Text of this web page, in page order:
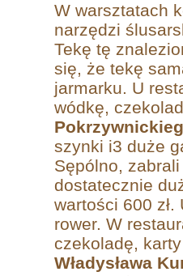
W warsztatach
narzędzi
Tekę tę
się, że tekę
jarmarku. U
wódkę,
szynki i3 duże
Sępólno,
dostatecznie
wartości 600
rower. W
czekoladę,
Władysława